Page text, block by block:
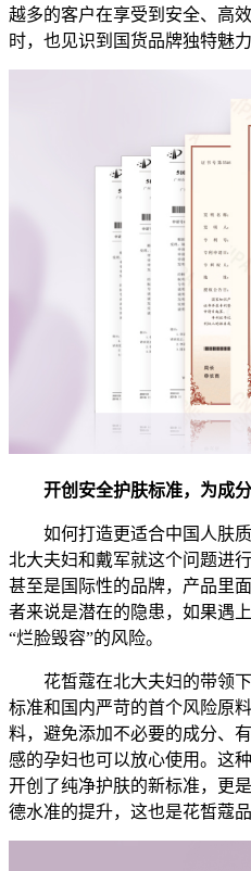
越多的客户在享受到安全、高
时，也见识到国货品牌独特魅力
开创安全护肤标准，为成
如何打造更适合中国人肤质
北大夫妇和戴军就这个问题进
甚至是国际性的品牌，产品里
者来说是潜在的隐患，如果遇
“烂脸毁容”的风险。
花皙蔻在北大夫妇的带领下
标准和国内严苛的首个风险原
料，避免添加不必要的成分、
感的孕妇也可以放心使用。这
开创了纯净护肤的新标准，更
德水准的提升，这也是花皙蔻